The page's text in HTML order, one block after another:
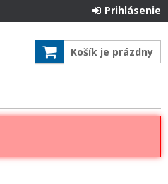
Prihlásenie
Košík je prázdny